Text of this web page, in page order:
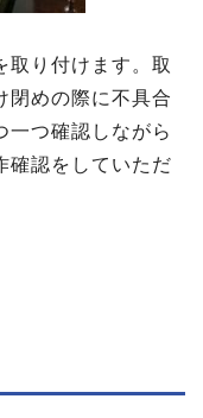
取り付けます。取
閉めの際に不具合
一つ確認しながら
確認をしていただ